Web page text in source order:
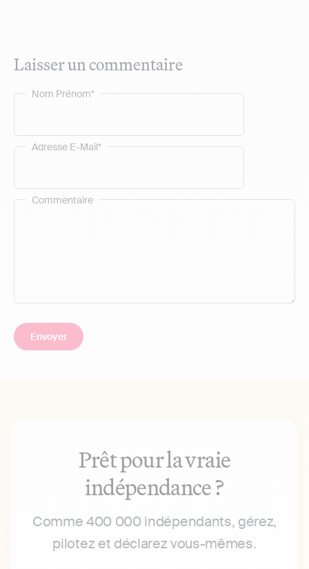
Laisser un commentaire
Commentaire
Nom Prénom*
Adresse E-Mail*
Prêt pour la vraie
indépendance ?
Comme 400 000 indépendants, gérez,
pilotez et déclarez vous-mêmes.